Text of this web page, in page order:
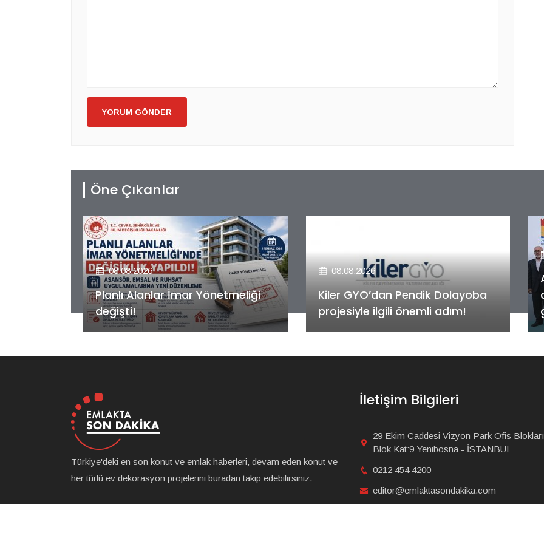
YORUM GÖNDER
Öne Çıkanlar
08.08.2026
Kiler GYO’dan Pendik Dolayoba
projesiyle ilgili önemli adım!
08.08.2026
Alya Merkezefendi Konutları'nın
anahtar teslim töreni
gerçekleştirildi!
Türkiye'deki en son konut ve emlak haberleri, devam eden konut ve
her türlü ev dekorasyon projelerini buradan takip edebilirsiniz.
İletişim Bilgileri
29 Ekim Caddesi Vizyon Park Ofis
Blok Kat:9 Yenibosna - İSTANBUL
0212 454 4200
editor@emlaktasondakika.com